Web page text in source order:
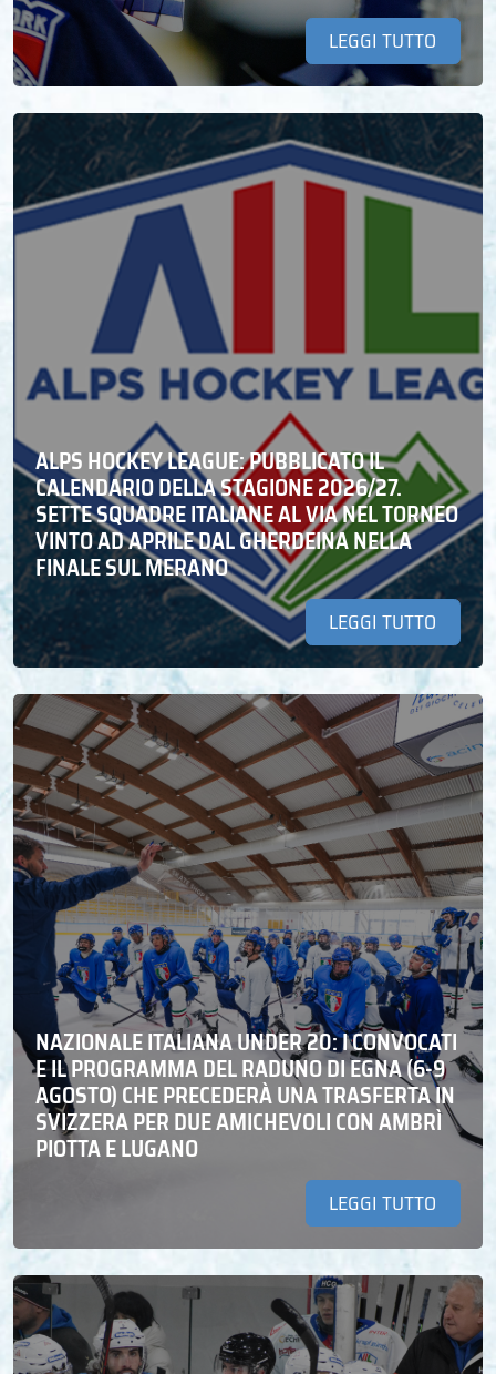
LEGGI TUTTO
ALPS HOCKEY LEAGUE: PUBBLICATO IL
CALENDARIO DELLA STAGIONE 2026/27.
SETTE SQUADRE ITALIANE AL VIA NEL TORNEO
VINTO AD APRILE DAL GHERDEINA NELLA
FINALE SUL MERANO
LEGGI TUTTO
NAZIONALE ITALIANA UNDER 20: I CONVOCATI
E IL PROGRAMMA DEL RADUNO DI EGNA (6-9
AGOSTO) CHE PRECEDERÀ UNA TRASFERTA IN
SVIZZERA PER DUE AMICHEVOLI CON AMBRÌ
PIOTTA E LUGANO
LEGGI TUTTO